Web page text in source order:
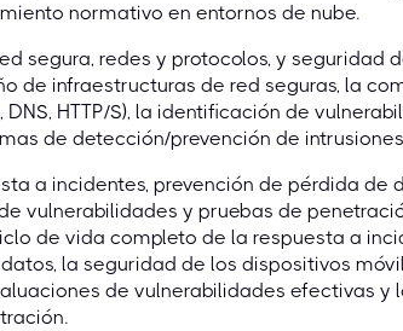
normativo en entornos de nube.
segura, redes y protocolos, y seguridad
de infraestructuras de red seguras, la
DNS, HTTP/S), la identificación de
de detección/prevención de intrusiones
a incidentes, prevención de pérdida de
vulnerabilidades y pruebas de
de vida completo de la respuesta a
la seguridad de los dispositivos
de vulnerabilidades efectivas y